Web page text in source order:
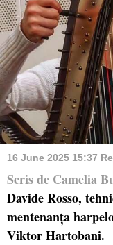
16 June 2025 15:37
Scris de Camelia
Davide Rosso,
mentenanța
Viktor Hartobani.